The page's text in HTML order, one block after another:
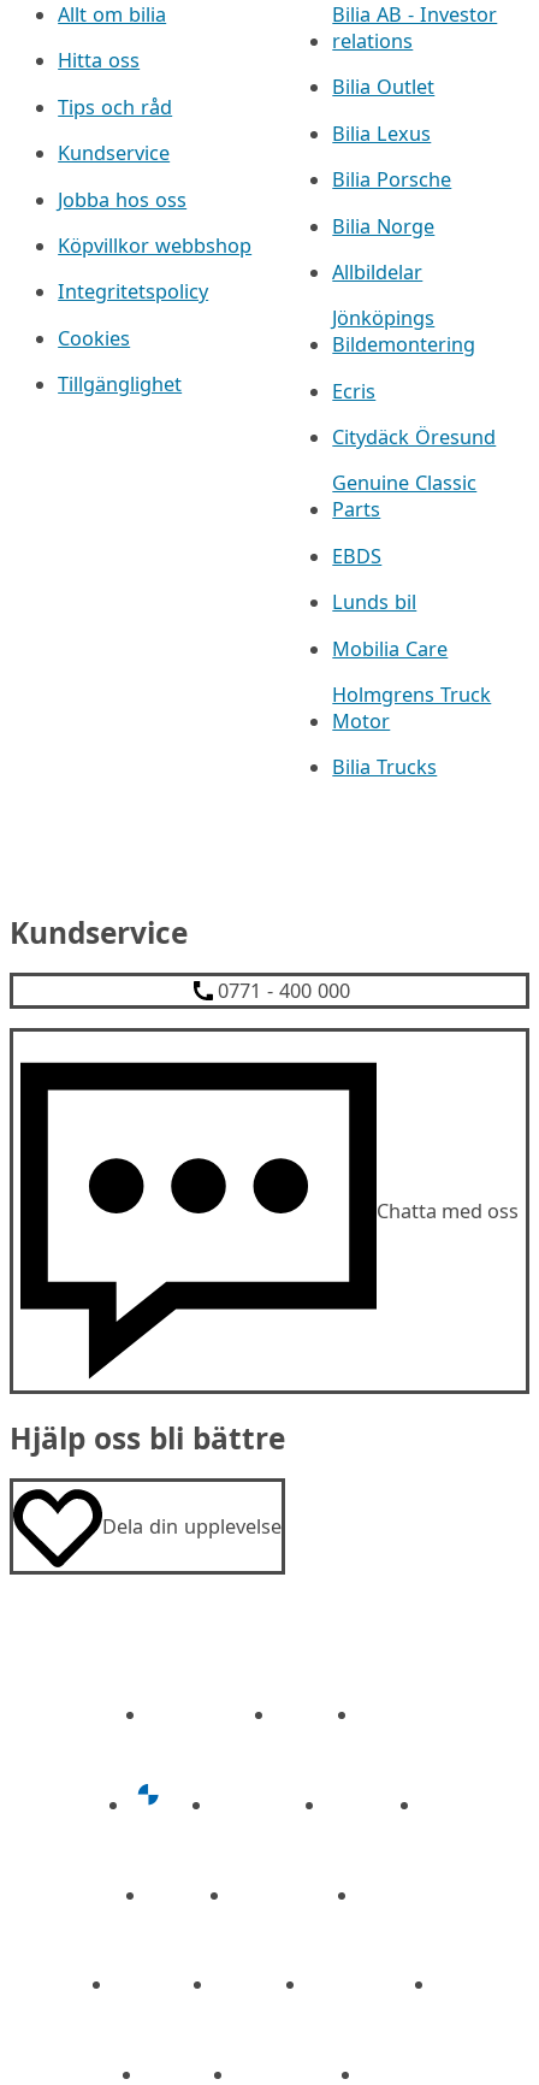
Allt om bilia
Hitta oss
Tips och råd
Kundservice
Jobba hos oss
Köpvillkor webbshop
Integritetspolicy
Cookies
Tillgänglighet
Bilia AB - Investor
relations
Bilia Outlet
Bilia Lexus
Bilia Porsche
Bilia Norge
Allbildelar
Jönköpings
Bildemontering
Ecris
Citydäck Öresund
Genuine Classic
Parts
EBDS
Lunds bil
Mobilia Care
Holmgrens Truck
Motor
Bilia Trucks
Kundservice
0771 - 400 000
Chatta med oss
Hjälp oss bli bättre
Dela din upplevelse